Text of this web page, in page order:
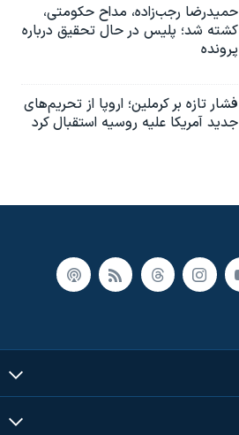
حمیدرضا رجب‌زاده، مداح حکومتی،
کشته شد؛ پلیس در حال تحقیق درباره
پرونده
فشار تازه بر کرملین؛ اروپا از تحریم‌های
جدید آمریکا علیه روسیه استقبال کرد